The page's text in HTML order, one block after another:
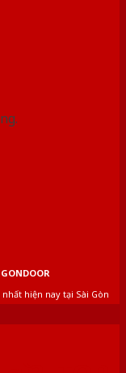
hiện nay tại Sài Gòn